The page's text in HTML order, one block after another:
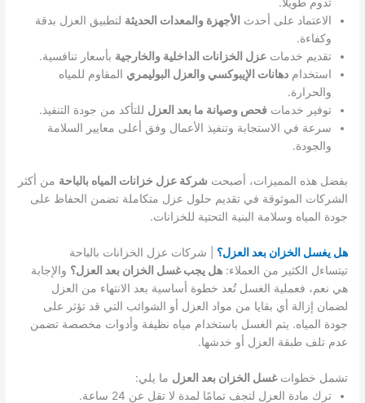
تدوم طويلاً.
الاعتماد على أحدث
الأجهزة والمعدات الحديثة لتطبيق العزل بدقة
وكفاءة.
تقديم خدماتعزل الخزانات الداخلية والخارجية بأسعار تنافسية.
استخدامدهانات الإيبوكسي والعزل البوليمري المقاوم للمياه
والحرارة.
توفير خدماتفحص وصيانة ما بعد العزل للتأكد من جودة التنفيذ.
سرعة في الاستجابة وتنفيذ الأعمال وفق أعلى معايير السلامة
والجودة.
بفضل هذه المميزات، أصبحت شركة عزل خزانات المياه بالباحة من أكثر
الشركات الموثوقة في تقديم حلول عزل متكاملة تضمن الحفاظ على
جودة المياه وسلامة البنية التحتية للخزانات.
هل يغسل الخزان بعد العزل؟ | شركات عزل الخزانات بالباحة
تيتساءل الكثير من العملاء:هل يجب غسل الخزان بعد العزل؟ والإجابة
هي نعم، فعملية الغسل تُعد خطوة أساسية بعد الانتهاء من العزل
لضمان إزالة أي بقايا من مواد العزل أو الشوائب التي قد تؤثر على
جودة المياه. يتم الغسل باستخدام مياه نظيفة وأدوات مخصصة تضمن
عدم تلف طبقة العزل أو خدشها.
تشمل خطواتغسل الخزان بعد العزل ما يلي:
ترك مادة العزل لتجف تمامًا لمدة لا تقل عن 24 ساعة.